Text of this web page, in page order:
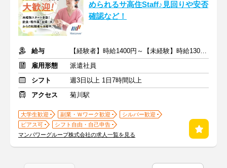
められるサ高住Staff♪見回りや安否
確認など！
給与
【経験者】時給1400円～【未経験】時給1300円～ ※交通費全額
雇用形態
派遣社員
シフト
週3日以上 1日7時間以上
アクセス
菊川駅
大学生歓迎 副業・Ｗワーク歓迎
シルバー歓迎
ピアス可
シフト自由・自己申告
マンパワーグループ株式会社の求人一覧を見る